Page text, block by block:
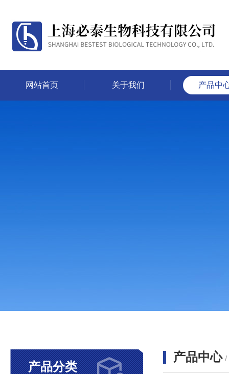
网站首页 关于我们 产品中
产品分类
产品中心 /